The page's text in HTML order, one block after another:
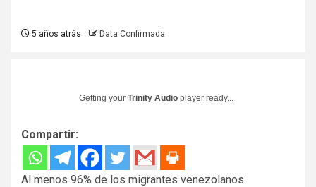
5 años atrás Data Confirmada
Getting your Trinity Audio player ready...
Compartir:
Al menos 96% de los migrantes venezolanos